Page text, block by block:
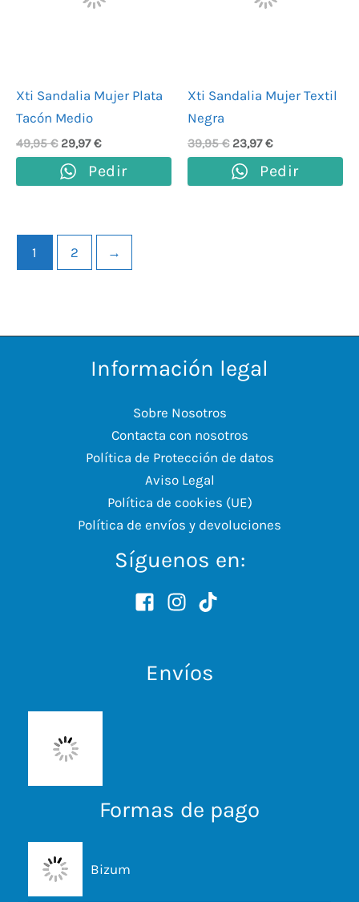
Xti Sandalia Mujer Plata
Tacón Medio
49,95€ 29,97€
Pedir
Xti Sandalia Mujer Textil
Negra
39,95€ 23,97€
Pedir
1 2 →
Información legal
Sobre Nosotros
Contacta con nosotros
Política de Protección de datos
Aviso Legal
Política de cookies (UE)
Política de envíos y devoluciones
Síguenos en:
Envíos
Formas de pago
Bizum